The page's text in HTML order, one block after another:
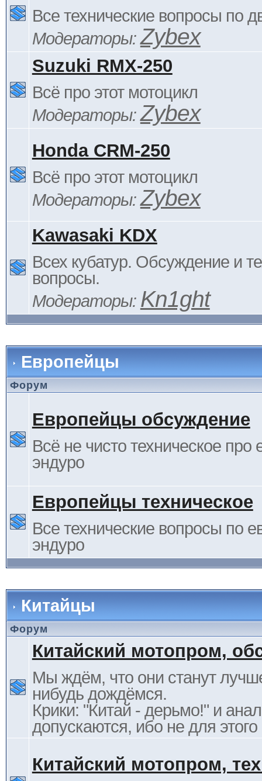
Все технические вопросы по
Модераторы:Zybex
Suzuki RMX-250
Всё про этот мотоцикл
Модераторы:Zybex
Honda CRM-250
Всё про этот мотоцикл
Модераторы:Zybex
Kawasaki KDX
Всех кубатур. Обсуждение и
вопросы.
Модераторы: Kn1ght
Европейцы
Форум
Европейцы обсуждение
Всё не чисто техническое про
эндуро
Европейцы техническое
Все технические вопросы по
эндуро
Китайцы
Форум
Китайский мотопром,
Мы ждём, что они станут
нибудь дождёмся.
Крики: "Китай - дерьмо!" и
допускаются, ибо не для
Китайский мотопром,